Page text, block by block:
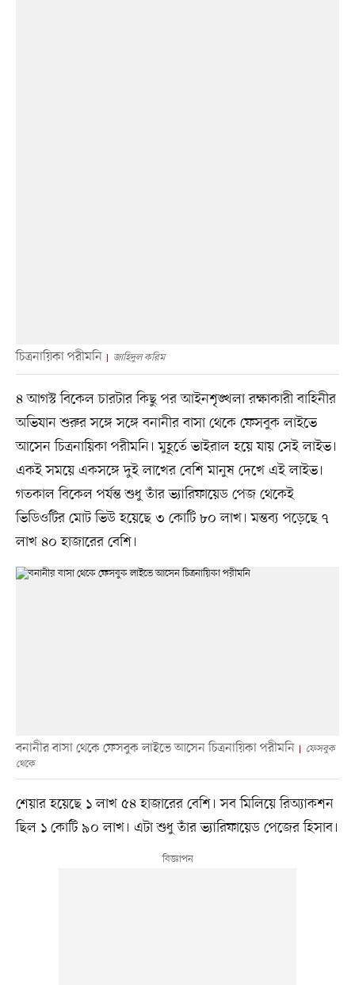
চিত্রনায়িকা পরীমনি জাহিদুল করিম
৪ আগস্ট বিকেল চারটার কিছু পর আইনশৃঙ্খলা রক্ষাকারী বাহিনীর
অভিযান শুরুর সঙ্গে সঙ্গে বনানীর বাসা থেকে ফেসবুক লাইভে
আসেন চিত্রনায়িকা পরীমনি। মুহূর্তে ভাইরাল হয়ে যায় সেই লাইভ।
একই সময়ে একসঙ্গে দুই লাখের বেশি মানুষ দেখে এই লাইভ।
গতকাল বিকেল পর্যন্ত শুধু তাঁর ভ্যারিফায়েড পেজ থেকেই
ভিডিওটির মোট ভিউ হয়েছে ৩ কোটি ৮০ লাখ। মন্তব্য পড়েছে ৭
লাখ ৪০ হাজারের বেশি।
বনানীর বাসা থেকে ফেসবুক লাইভে আসেন চিত্রনায়িকা পরীমনি
ফেসবুক
থেকে
শেয়ার হয়েছে ১ লাখ ৫৪ হাজারের বেশি। সব মিলিয়ে রিঅ্যাকশন
ছিল ১ কোটি ৯০ লাখ। এটা শুধু তাঁর ভ্যারিফায়েড পেজের হিসাব।